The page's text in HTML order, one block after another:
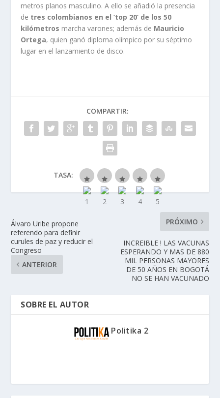
metros planos masculino. A ello se añadió la presencia
de tres colombianos en el ‘top 20’ de los 50
kilómetros marcha varones; además de Mauricio
Ortega, quien ganó diploma olímpico por su séptimo
lugar en el lanzamiento de disco.
COMPARTIR:
TASA:
Álvaro Uribe propone
referendo para definir
curules de paz y reducir el
Congreso
ANTERIOR
PRÓXIMO
INCREIBLE ! LAS VACUNAS
ESPERANDO Y MAS DE 880
MIL PERSONAS MAYORES
DE 50 AÑOS EN BOGOTÁ
NO SE HAN VACUNADO
SOBRE EL AUTOR
Politika 2